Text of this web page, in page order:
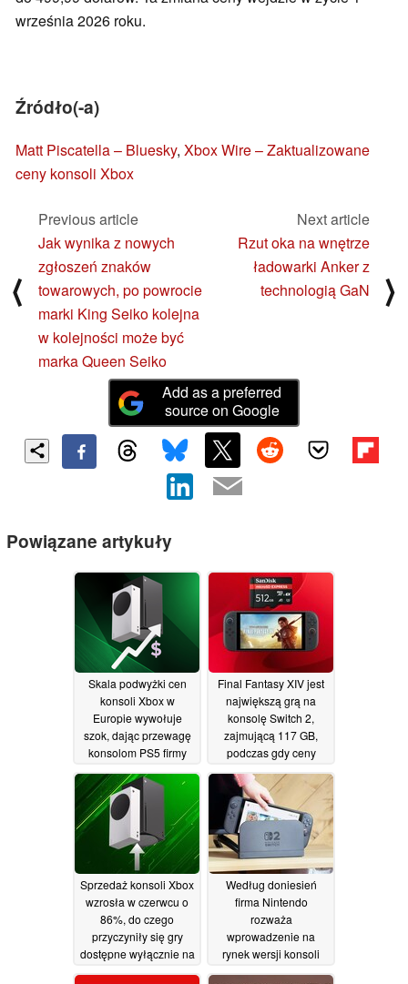
września 2026 roku.
Źródło(-a)
Matt Piscatella – Bluesky, Xbox Wire – Zaktualizowane
ceny konsoli Xbox
⟨
Previous article
Jak wynika z nowych
zgłoszeń znaków
towarowych, po powrocie
marki King Seiko kolejna
w kolejności może być
marka Queen Seiko
Next article
Rzut oka na wnętrze
ładowarki Anker z
technologią GaN
⟩
Add as a preferred
source on Google
Powiązane artykuły
Skala podwyżki cen
konsoli Xbox w
Europie wywołuje
szok, dając przewagę
konsolom PS5 firmy
02/08/2026
Final Fantasy XIV jest
największą grą na
konsolę Switch 2,
zajmującą 117 GB,
podczas gdy ceny
pozostają wysokie
26/07/2026
Sprzedaż konsoli Xbox
wzrosła w czerwcu o
86%, do czego
przyczyniły się gry
dostępne wyłącznie na
Według doniesień
firma Nintendo
rozważa
wprowadzenie na
rynek wersji konsoli